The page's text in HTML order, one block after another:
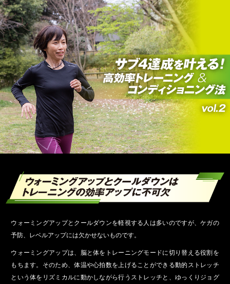
ウォーミングアップとクールダウンを軽視する人は多いのですが、ケガの
予防、レベルアップには欠かせないものです。
ウォーミングアップは、脳と体をトレーニングモードに切り替える役割を
もちます。そのため、体温や心拍数を上げることができる動的ストレッチ
という体をリズミカルに動かしながら行うストレッチと、ゆっくりジョグ